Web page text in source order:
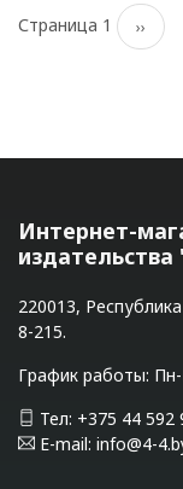
Нумерация
страниц
Страница 1 ››
Интернет-
220013,
8-215.
График работы:
Тел: +375 44 592
E-mail: info@4-